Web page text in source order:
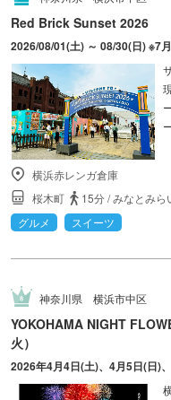
Red Brick Sunset 2026
2026/08/01(土) ～ 08/30(日) ※7
横浜赤レンガ倉庫
桜木町
15分/みなとみら
グルメ
スイーツ
神奈川県 横浜市中区
YOKOHAMA NIGHT
火）